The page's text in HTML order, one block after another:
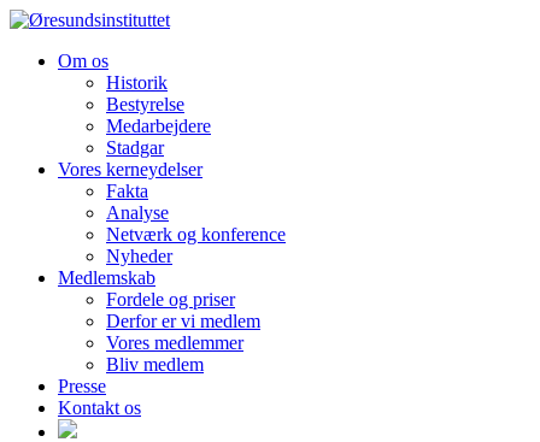
Om os
Historik
Bestyrelse
Medarbejdere
Stadgar
Vores kerneydelser
Fakta
Analyse
Netværk og konference
Nyheder
Medlemskab
Fordele og priser
Derfor er vi medlem
Vores medlemmer
Bliv medlem
Presse
Kontakt os